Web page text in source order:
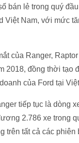
bán lẻ trong quý
Việt Nam, với mức
của Ranger,
2018, đồng thời tạo
của Ford tại
tiếp tục là dòng
2.786 xe trong
trên tất cả các phiên